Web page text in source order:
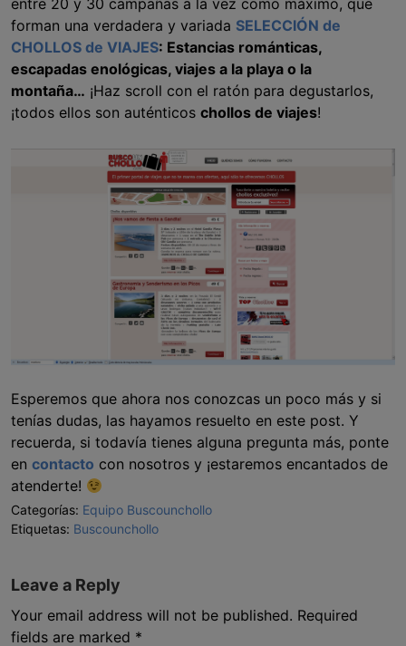
entre 20 y 30 campañas a la vez como máximo, que
forman una verdadera y variada SELECCIÓN de
CHOLLOS de VIAJES: Estancias románticas,
escapadas enológicas, viajes a la playa o la
montaña… ¡Haz scroll con el ratón para degustarlos,
¡todos ellos son auténticos chollos de viajes!
Esperemos que ahora nos conozcas un poco más y si
tenías dudas, las hayamos resuelto en este post. Y
recuerda, si todavía tienes alguna pregunta más, ponte
en contacto con nosotros y ¡estaremos encantados de
atenderte!
Categorías: Equipo Buscounchollo
Etiquetas: Buscounchollo
Leave a Reply
Your email address will not be published. Required
fields are marked *